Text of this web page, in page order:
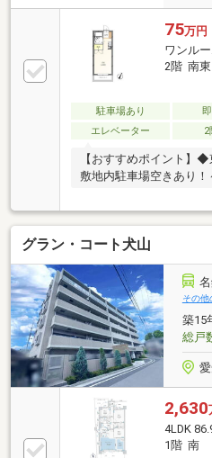
75万円
ワンル
2階 南東
駐車場あり
エレベーター
2
【おすすめポイント】
敷地内駐車場空きあり！
見学とあわせて周辺の
に関するご質問もお気
せお待ちしております〇
能。非公開物件も多数
お問い合わせ下さい。
グラン・コート犬山
その他
築15
総戸
2,630
4LDK
1階 南